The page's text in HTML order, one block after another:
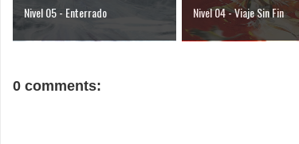
Nivel 05 - Enterrado Nivel 04 - Viaje Sin Fin
0 comments: